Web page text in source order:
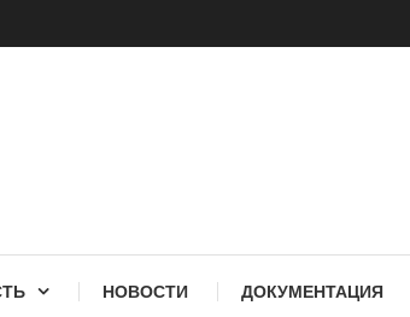
НОВОСТИ ДОКУМЕНТАЦИЯ